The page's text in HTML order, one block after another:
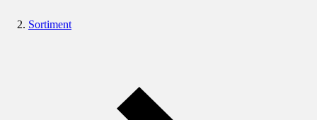
Sortiment